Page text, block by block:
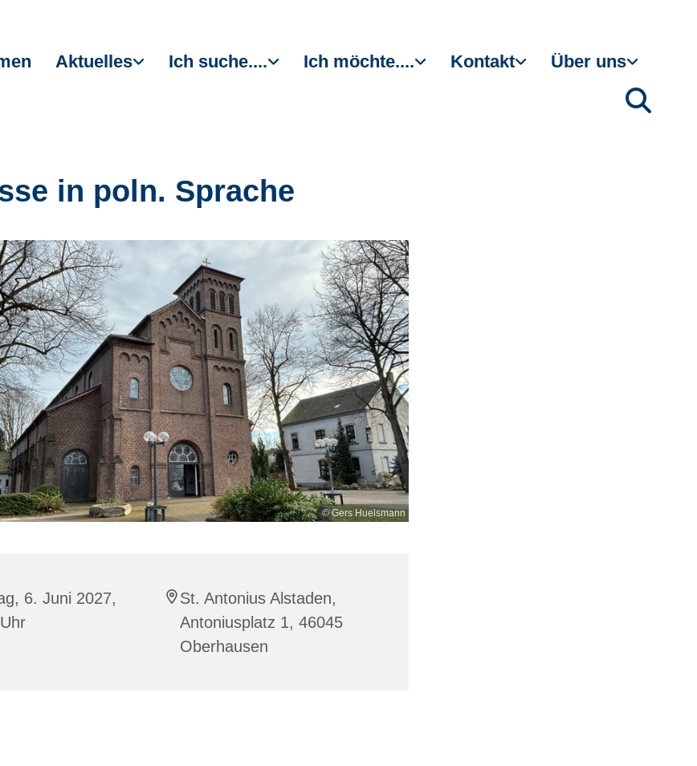
Aktuelles Ich suche.... Ich möchte.... Kontakt Über uns
in poln. Sprache
© Gers Huelsmann
6. Juni 2027,
St. Antonius Alstaden,
Antoniusplatz 1, 46045
Oberhausen